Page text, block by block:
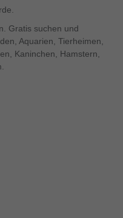
Gratis suchen und
Aquarien, Tierheimen,
Kaninchen, Hamstern,